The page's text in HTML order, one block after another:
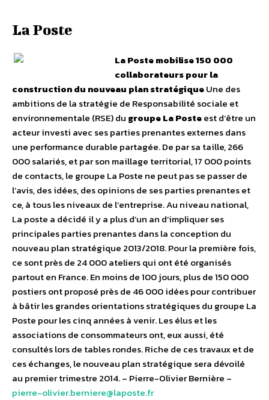
La Poste
La Poste mobilise 150 000
collaborateurs pour la
construction du nouveau plan stratégiqueUne des
ambitions de la stratégie de Responsabilité sociale et
environnementale (RSE) du groupe La Posteest d’être un
acteur investi avec ses parties prenantes externes dans
une performance durable partagée. De par sa taille, 266
000 salariés, et par son maillage territorial, 17 000 points
de contacts, le groupe La Poste ne peut pas se passer de
l’avis, des idées, des opinions de ses parties prenantes et
ce, à tous les niveaux de l’entreprise. Au niveau national,
La poste a décidé il y a plus d’un an d’impliquer ses
principales parties prenantes dans la conception du
nouveau plan stratégique 2013/2018. Pour la première fois,
ce sont près de 24 000 ateliers qui ont été organisés
partout en France. En moins de 100 jours, plus de 150 000
postiers ont proposé près de 46 000 idées pour contribuer
à bâtir les grandes orientations stratégiques du groupe La
Poste pour les cinq années à venir. Les élus et les
associations de consommateurs ont, eux aussi, été
consultés lors de tables rondes. Riche de ces travaux et de
ces échanges, le nouveau plan stratégique sera dévoilé
au premier trimestre 2014. – Pierre-Olivier Bernière –
pierre-olivier.berniere@laposte.fr